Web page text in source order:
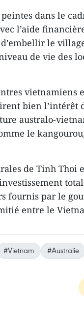
dans le
l’aide
le
de vie des
vietnamiens
bien l’intérêt
australo-
le
de Tinh Thoi
fournis par le
entre le
#Vietnam #Australie